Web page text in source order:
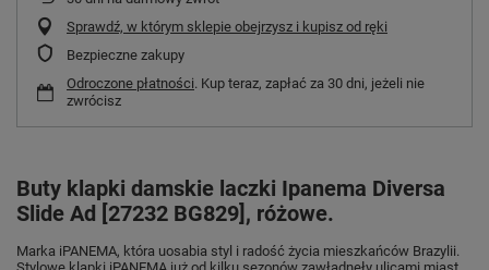
Sprawdź, w którym sklepie obejrzysz i kupisz od ręki
Bezpieczne zakupy
Odroczone płatności. Kup teraz, zapłać za 30 dni, jeżeli nie
zwrócisz
Buty klapki damskie laczki Ipanema Diversa
Slide Ad [27232 BG829], różowe.
Marka iPANEMA, która uosabia styl i radość życia mieszkańców Brazylii.